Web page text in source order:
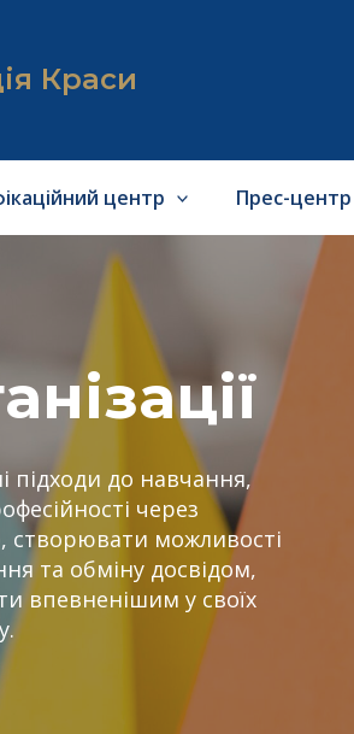
Краси
центр Прес-центр
підходи до навчання,
через
створювати можливості
та обміну досвідом,
впевненішим у своїх